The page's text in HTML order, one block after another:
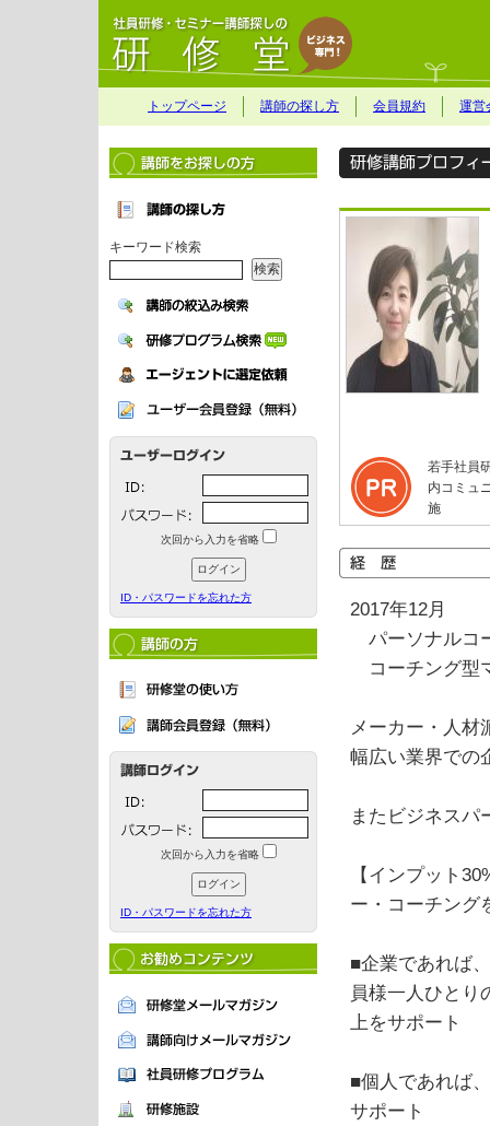
トップページ 講師の探し方 会員規約 運営
キーワード検索
次回から入力を省略
ID・パスワードを忘れた方
次回から入力を省略
ID・パスワードを忘れた方
若手社員
内コミュ
施
2017年12月
パーソナルコ
コーチング型
メーカー・人材
幅広い業界での
またビジネスパ
【インプット
ー・コーチング
■企業であれば
員様一人ひとり
上をサポート
■個人であれば
サポート